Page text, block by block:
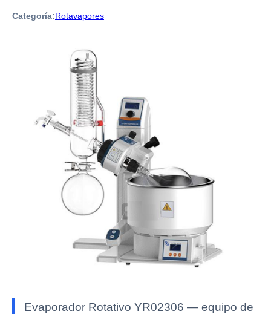
Categoría:Rotavapores
Evaporador Rotativo YR02306 — equipo de